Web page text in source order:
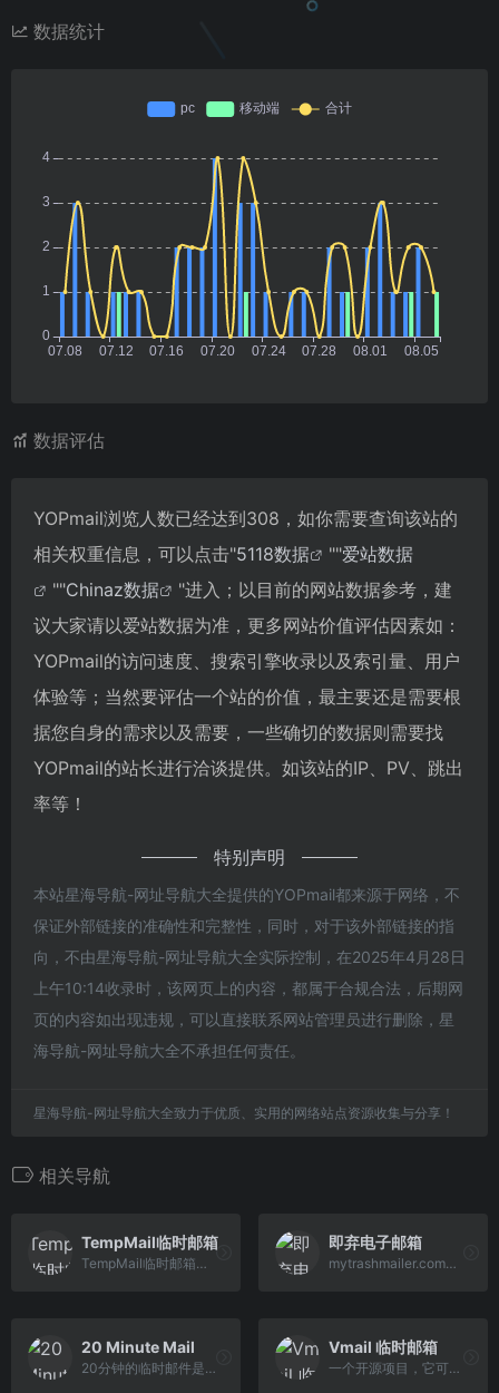
数据统计
数据评估
YOPmail浏览人数已经达到308，如你需要查询该站的
相关权重信息，可以点击"5118数据 ""爱站数据
""Chinaz数据
"进入；以目前的网站数据参考，建
议大家请以爱站数据为准，更多网站价值评估因素如：
YOPmail的访问速度、搜索引擎收录以及索引量、用户
体验等；当然要评估一个站的价值，最主要还是需要根
据您自身的需求以及需要，一些确切的数据则需要找
YOPmail的站长进行洽谈提供。如该站的IP、PV、跳出
率等！
特别声明
本站星海导航-网址导航大全提供的YOPmail都来源于网络，不
保证外部链接的准确性和完整性，同时，对于该外部链接的指
向，不由星海导航-网址导航大全实际控制，在2025年4月28日
上午10:14收录时，该网页上的内容，都属于合规合法，后期网
页的内容如出现违规，可以直接联系网站管理员进行删除，星
海导航-网址导航大全不承担任何责任。
星海导航-网址导航大全致力于优质、实用的网络站点资源收集与分享！
相关导航
TempMail临时邮箱
TempMail临时邮箱提供在线免费的一次性电子邮箱服务，它也被称为tempmail、十分钟邮箱、24小时邮箱、可丢弃邮箱，匿名无需注册，保护您的个人电子邮箱免受垃圾邮件的侵害。
即弃电子邮箱
mytrashmailer.com使用我们的免费即弃电子邮箱服务，无须设立一个电子邮箱账户就可接收邮件。
20 Minute Mail
20分钟的临时邮件是一种一次性的电子邮件服务，可以击败垃圾邮件。使用免费安全的临时电子邮件避免垃圾邮件
Vmail 临时邮箱
一个开源项目，它可以生成有效期 1 天的临时邮箱地址，隐私友好、无内置广告，界面漂亮，即开即用。另外可自己部署在 Cloudflare Worker